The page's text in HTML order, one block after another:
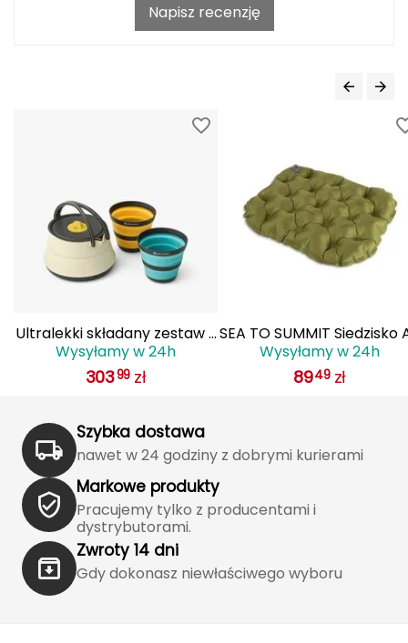
Haago
Hanwag
Hydrapak
IGLOO
INNY
Icebreaker
Napisz recenzję
Ultralekki składany zestaw z
czajnikiem SEA TO SUMMIT
Frontier UL dla 2 osób/3
Wysyłamy w 24h
30399 zł
SEA TO SUMMIT Siedzisko
Seat
Wysyłamy w 24h
8949 zł
Szybka dostawa
nawet w 24 godziny z dobrymi kurierami
Markowe produkty
Pracujemy tylko z producentami i
dystrybutorami.
Zwroty 14 dni
Gdy dokonasz niewłaściwego wyboru